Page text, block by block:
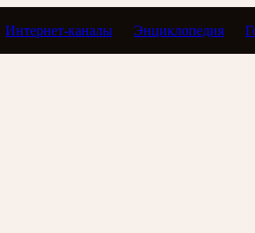
Интернет-каналы Энциклопедия